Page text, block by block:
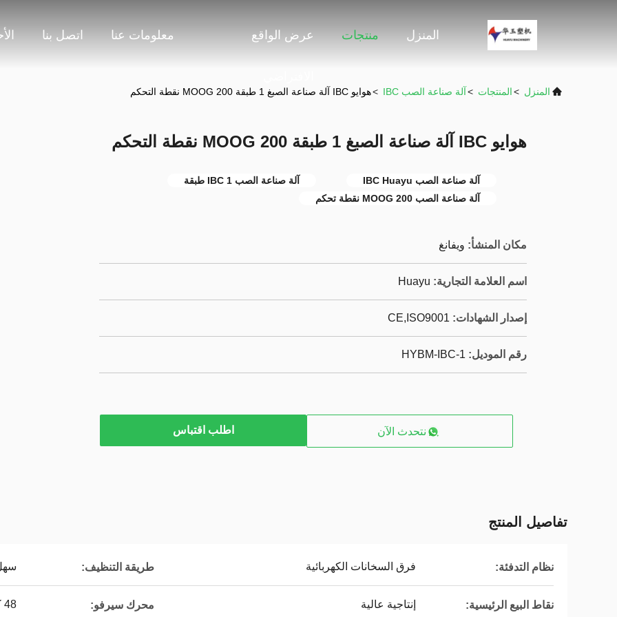
المنزل منتجات عرض الواقع معلومات عنا اتصل بنا
المنزل >المنتجات >آلة صناعة الصب IBC >هوايو IBC آلة صناعة الصبغ 1 طبقة MOOG 200 نقطة التحكم
هوايو IBC آلة صناعة الصبغ 1 طبقة MOOG 200 نقطة التحكم
آلة صناعة الصب IBC Huayu
آلة صناعة الصب IBC 1 طبقة
آلة صناعة الصب MOOG 200 نقطة تحكم
مكان المنشأ: ويفانغ
اسم العلامة التجارية: Huayu
إصدار الشهادات: CE,ISO9001
رقم الموديل: HYBM-IBC-1
نتحدث الآن اطلب اقتباس
تفاصيل المنتج
نظام التدفئة: فرق السخانات الكهربائية طريقة التنظيف:
نقاط البيع الرئيسية: إنتاجية عالية محرك سيرفو: 48 كيلو واط